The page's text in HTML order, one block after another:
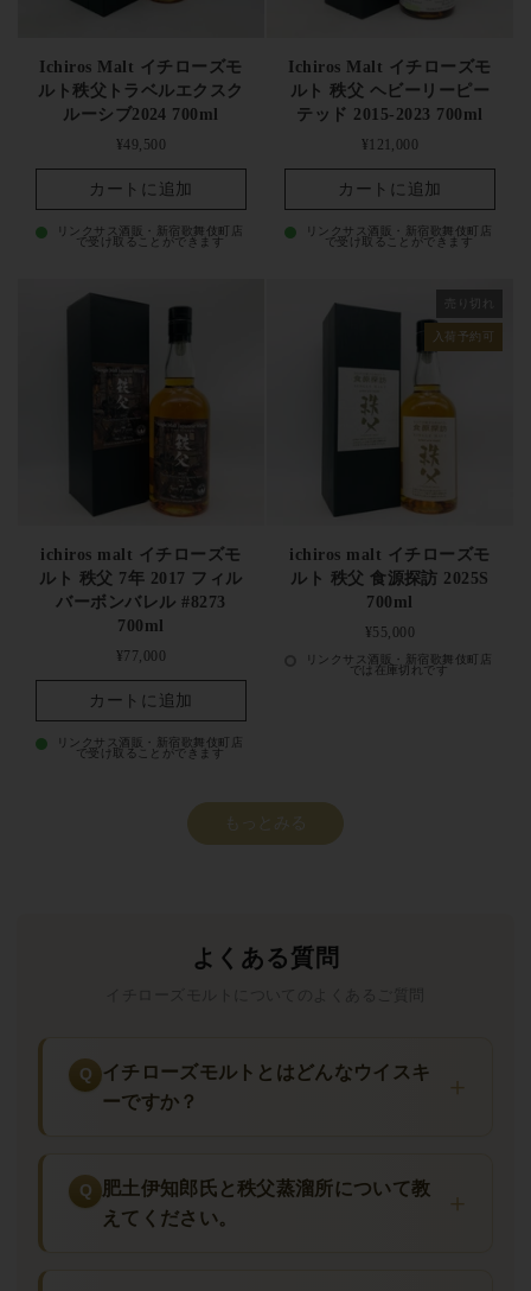
Ichiros Malt イチローズモ
ルト秩父トラベルエクスク
ルーシブ2024 700ml
定価
¥49,500
カートに追加
リンクサス酒販・新宿歌舞伎町店
で受け取ることができます
Ichiros Malt イチローズモ
ルト 秩父 ヘビーリーピー
テッド 2015-2023 700ml
定価
¥121,000
カートに追加
リンクサス酒販・新宿歌舞伎町店
で受け取ることができます
ichiros malt イチローズモ
ルト 秩父 7年 2017 フィル
バーボンバレル #8273
700ml
定価
¥77,000
カートに追加
リンクサス酒販・新宿歌舞伎町店
で受け取ることができます
ichiros malt イチローズモ
ルト 秩父 食源探訪 2025S
700ml
定価
¥55,000
リンクサス酒販・新宿歌舞伎町店
では在庫切れです
入荷予約可
もっとみる
よくある質問
イチローズモルトとはどんなウイスキ
ーですか？
肥土伊知郎氏と秩父蒸溜所について教
えてください。